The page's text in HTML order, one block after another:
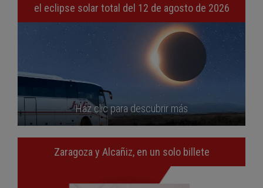
el eclipse solar total del 12 de agosto de 2026
Haz clic para descubrir más
Zaragoza y Alcañiz, en un solo billete